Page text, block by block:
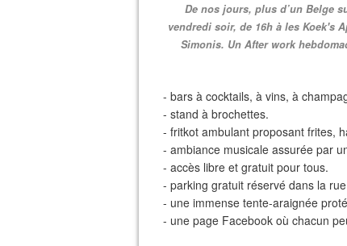
De nos jours, plus d’un Belge
vendredi soir, de 16h à les Koek's
Simonis. Un After work
- bars à cocktails, à vins, à
- stand à brochettes.
- fritkot ambulant proposant frites,
- ambiance musicale assurée par
- accès libre et gratuit pour tous.
- parking gratuit réservé dans la
- une immense tente-araignée
- une page Facebook où chacun